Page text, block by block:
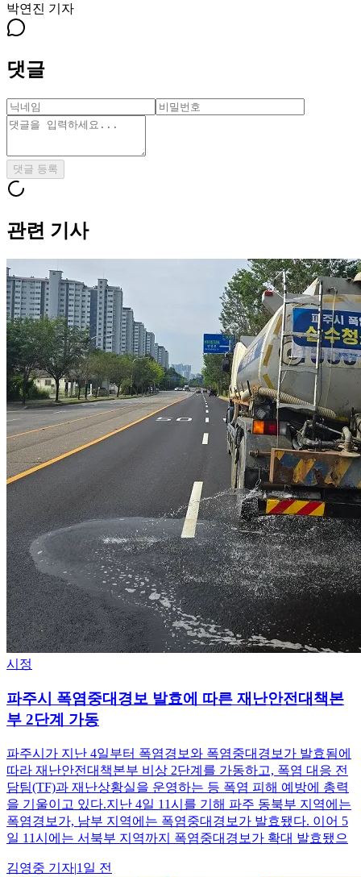
박연진 기자
댓글
댓글 등록
관련 기사
시정
파주시 폭염중대경보 발효에 따른 재난안전대책본
부 2단계 가동
파주시가 지난 4일부터 폭염경보와 폭염중대경보가 발효됨에
따라 재난안전대책본부 비상 2단계를 가동하고, 폭염 대응 전
담팀(TF)과 재난상황실을 운영하는 등 폭염 피해 예방에 총력
을 기울이고 있다.지난 4일 11시를 기해 파주 동북부 지역에는
폭염경보가, 남부 지역에는 폭염중대경보가 발효됐다. 이어 5
일 11시에는 서북부 지역까지 폭염중대경보가 확대 발효됐으
김영중 기자|1일 전